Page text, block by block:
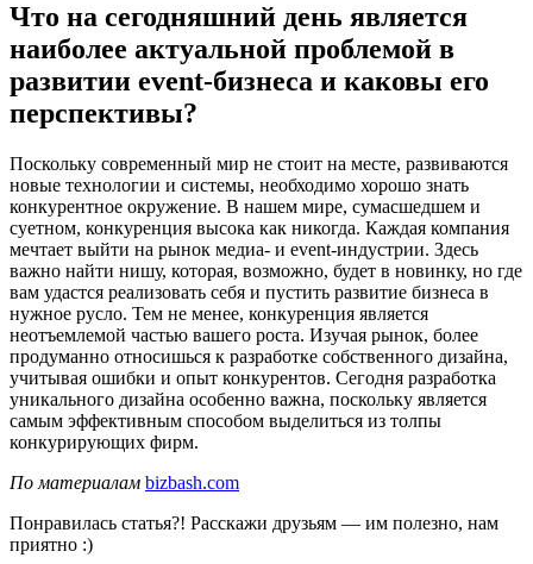
Что на сегодняшний день является
наиболее актуальной проблемой в
развитии event-бизнеса и каковы его
перспективы?
Поскольку современный мир не стоит на месте, развиваются
новые технологии и системы, необходимо хорошо знать
конкурентное окружение. В нашем мире, сумасшедшем и
суетном, конкуренция высока как никогда. Каждая компания
мечтает выйти на рынок медиа- и event-индустрии. Здесь
важно найти нишу, которая, возможно, будет в новинку, но где
вам удастся реализовать себя и пустить развитие бизнеса в
нужное русло. Тем не менее, конкуренция является
неотъемлемой частью вашего роста. Изучая рынок, более
продуманно относишься к разработке собственного дизайна,
учитывая ошибки и опыт конкурентов. Сегодня разработка
уникального дизайна особенно важна, поскольку является
самым эффективным способом выделиться из толпы
конкурирующих фирм.
По материалам bizbash.com
Понравилась статья?! Расскажи друзьям — им полезно, нам
приятно :)